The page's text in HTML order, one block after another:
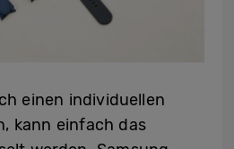
einen individuellen
kann einfach das